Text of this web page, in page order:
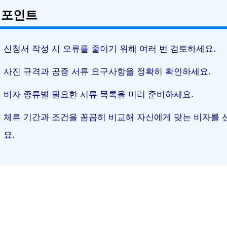
인트
신청서 작성 시 오류를 줄이기 위해 여러 번 검토하세요.
사진 규격과 공증 서류 요구사항을 정확히 확인하세요.
비자 종류별 필요한 서류 목록을 미리 준비하세요.
체류 기간과 조건을 꼼꼼히 비교해 자신에게 맞는 비자를
요.